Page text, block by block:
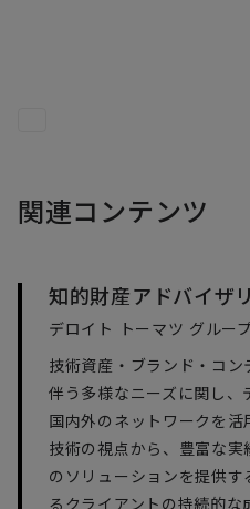
関連コンテンツ
知的財産アドバイザ
デロイト トーマツ グルー
技術資産・ブランド・コ
伴う多様なニーズに関し、
国内外のネットワークを活
技術の視点から、豊富な
のソリューションを提供
るクライアントの持続的な